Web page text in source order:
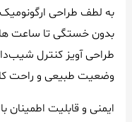
به لطف طراحی ارگونومیک
بدون خستگی تا ساعت ها
طراحی آویز کنترل
وضعیت طبیعی و راحت
ایمنی و قابلیت اطمینان